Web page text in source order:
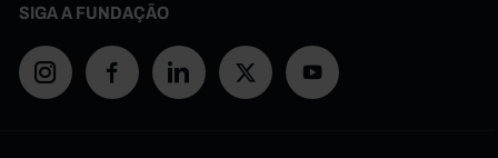
SIGA A FUNDAÇÃO